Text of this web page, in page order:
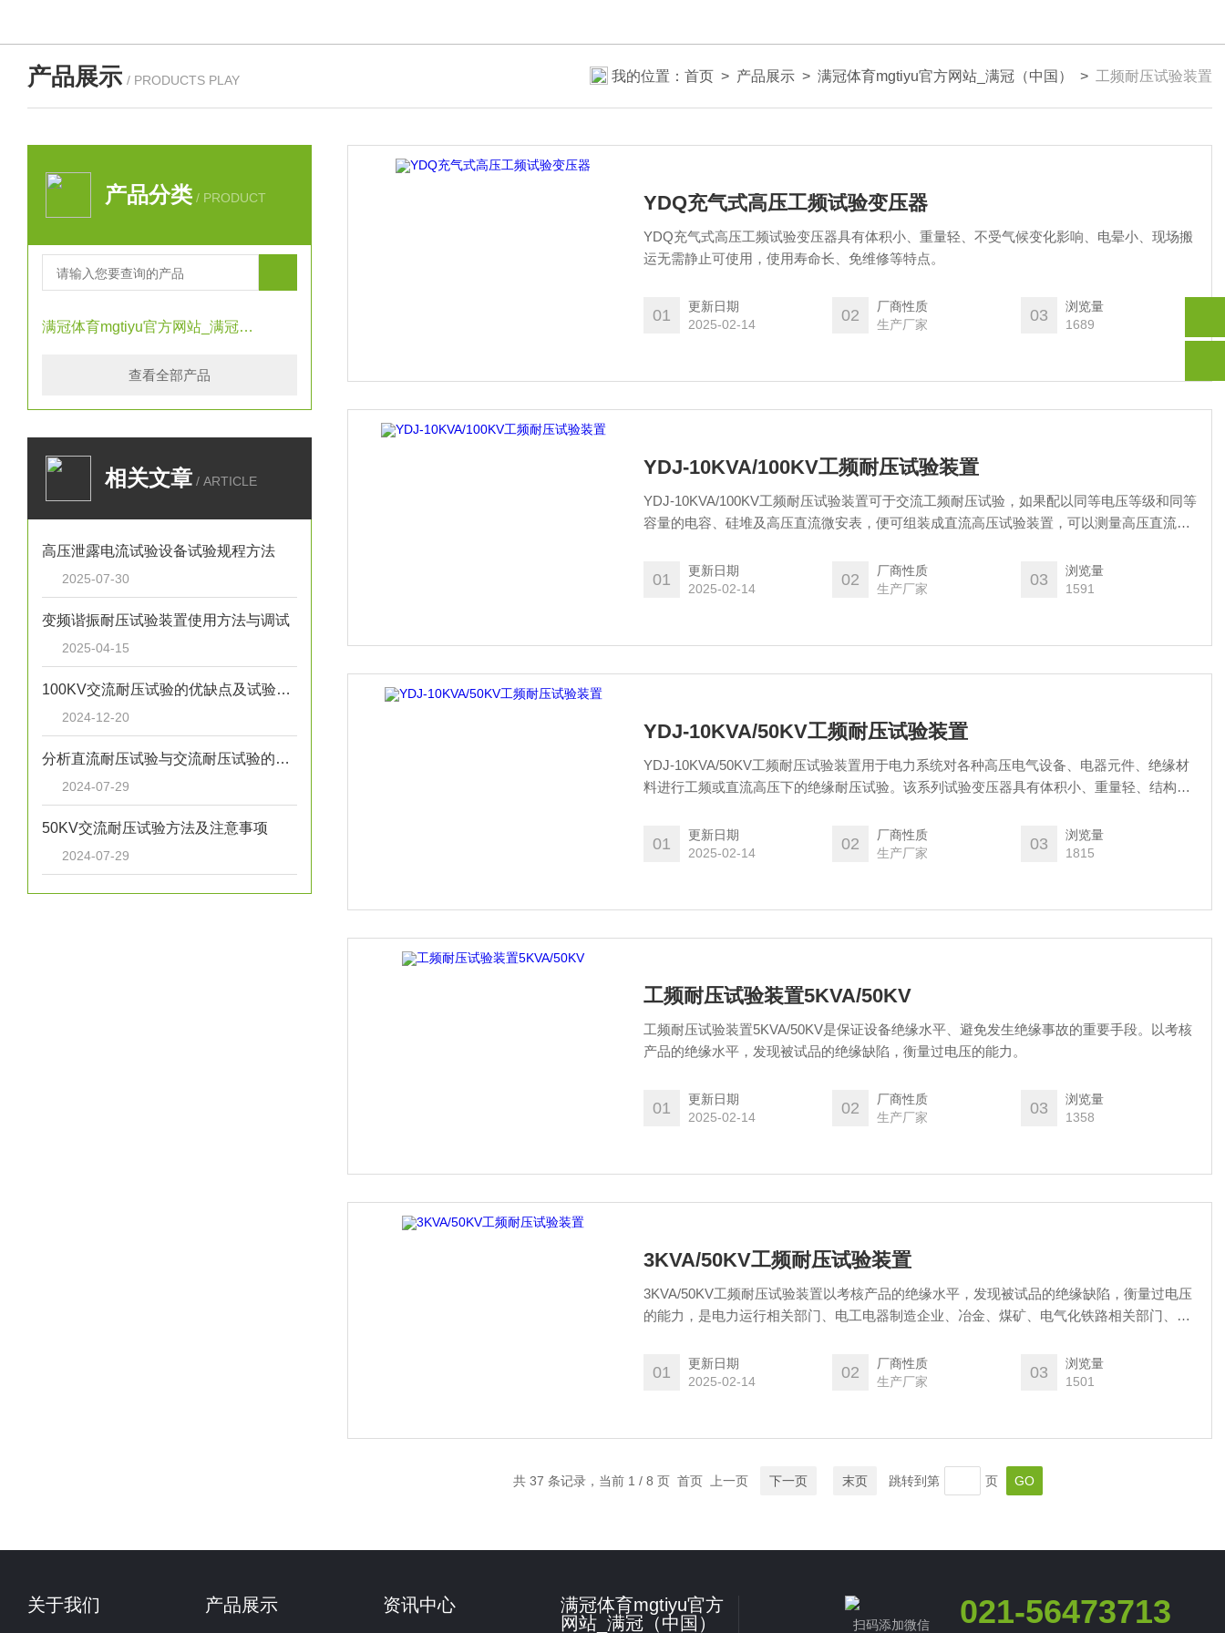
产品展示 / PRODUCTS PLAY 我的位置： 首页 > 产品展示 > 满冠体育mgtiyu官方网站_满冠（中国） > 工频耐压试验装置
产品分类 / PRODUCT
满冠体育mgtiyu官方网站_满冠（中国）
查看全部产品
相关文章 / ARTICLE
高压泄露电流试验设备试验规程方法
2025-07-30
变频谐振耐压试验装置使用方法与调试
2025-04-15
100KV交流耐压试验的优缺点及试验要求
2024-12-20
分析直流耐压试验与交流耐压试验的优缺点
2024-07-29
50KV交流耐压试验方法及注意事项
2024-07-29
YDQ充气式高压工频试验变压器
YDQ充气式高压工频试验变压器具有体积小、重量轻、不受气候变化影响、电晕小、现场搬
运无需静止可使用，使用寿命长、免维修等特点。
01
更新日期
2025-02-14
02
厂商性质
生产厂家
03
浏览量
1689
YDJ-10KVA/100KV工频耐压试验装置
YDJ-10KVA/100KV工频耐压试验装置可于交流工频耐压试验，如果配以同等电压等级和同等
容量的电容、硅堆及高压直流微安表，便可组装成直流高压试验装置，可以测量高压直流泄
01
更新日期
2025-02-14
02
厂商性质
生产厂家
03
浏览量
1591
YDJ-10KVA/50KV工频耐压试验装置
YDJ-10KVA/50KV工频耐压试验装置用于电力系统对各种高压电气设备、电器元件、绝缘材
料进行工频或直流高压下的绝缘耐压试验。该系列试验变压器具有体积小、重量轻、结构紧
01
更新日期
2025-02-14
02
厂商性质
生产厂家
03
浏览量
1815
工频耐压试验装置5KVA/50KV
工频耐压试验装置5KVA/50KV是保证设备绝缘水平、避免发生绝缘事故的重要手段。以考核
产品的绝缘水平，发现被试品的绝缘缺陷，衡量过电压的能力。
01
更新日期
2025-02-14
02
厂商性质
生产厂家
03
浏览量
1358
3KVA/50KV工频耐压试验装置
3KVA/50KV工频耐压试验装置以考核产品的绝缘水平，发现被试品的绝缘缺陷，衡量过电压
的能力，是电力运行相关部门、电工电器制造企业、冶金、煤矿、电气化铁路相关部门、科
01
更新日期
2025-02-14
02
厂商性质
生产厂家
03
浏览量
1501
共 37 条记录，当前 1 / 8 页 首页 上一页 下一页 末页 跳转到第 页
关于我们 产品展示 资讯中心
满冠体育mgtiyu官方
网站_满冠（中国）
扫码添加微信 021-56473713